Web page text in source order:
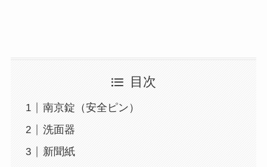
目次
南京錠（安全ピン）
洗面器
新聞紙